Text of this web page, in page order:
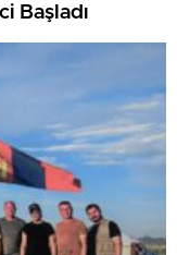
Başladı